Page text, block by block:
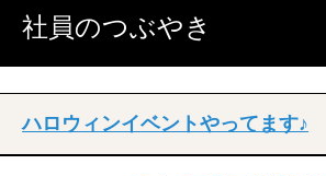
社員のつぶやき
ハロウィンイベントやってます♪